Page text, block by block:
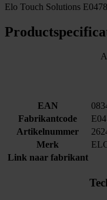
Elo Touch Solutions
EAN
Fabrikantcode
Artikelnummer
Merk
Link naar fabrikant